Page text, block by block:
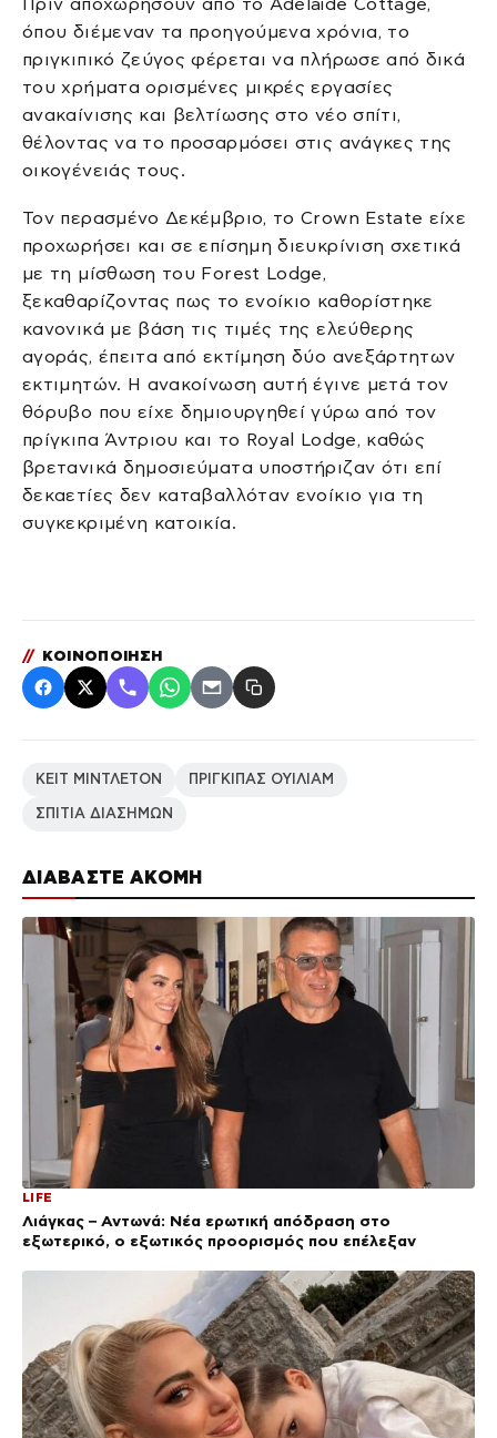
ΔΙΑΒΑΣΤΕ ΑΚΟΜΗ
LIFE
Λιάγκας – Αντωνά: Νέα ερωτική απόδραση στο
εξωτερικό, ο εξωτικός προορισμός που επέλεξαν
όπου διέμεναν τα προηγούμενα χρόνια, το
πριγκιπικό ζεύγος φέρεται να πλήρωσε από δικά
του χρήματα ορισμένες μικρές εργασίες
ανακαίνισης και βελτίωσης στο νέο σπίτι,
θέλοντας να το προσαρμόσει στις ανάγκες της
οικογένειάς τους.
Τον περασμένο Δεκέμβριο, το Crown Estate είχε
προχωρήσει και σε επίσημη διευκρίνιση σχετικά
με τη μίσθωση του Forest Lodge,
ξεκαθαρίζοντας πως το ενοίκιο καθορίστηκε
κανονικά με βάση τις τιμές της ελεύθερης
αγοράς, έπειτα από εκτίμηση δύο ανεξάρτητων
εκτιμητών. Η ανακοίνωση αυτή έγινε μετά τον
θόρυβο που είχε δημιουργηθεί γύρω από τον
πρίγκιπα Άντριου και το Royal Lodge, καθώς
βρετανικά δημοσιεύματα υποστήριζαν ότι επί
δεκαετίες δεν καταβαλλόταν ενοίκιο για τη
συγκεκριμένη κατοικία.
// ΚΟΙΝΟΠΟΙΗΣΗ
ΚΕΙΤ ΜΙΝΤΛΕΤΟΝ ΠΡΙΓΚΙΠΑΣ ΟΥΙΛΙΑΜ
ΣΠΙΤΙΑ ΔΙΑΣΗΜΩΝ